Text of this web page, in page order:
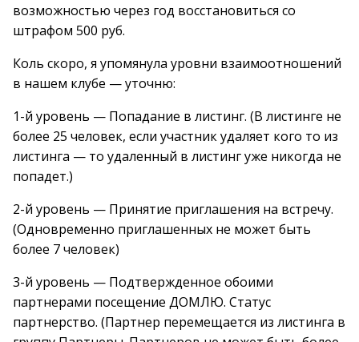
возможностью через год восстановиться со
штрафом 500 руб.
Коль скоро, я упомянула уровни взаимоотношений
в нашем клубе — уточню:
1-й уровень — Попадание в листинг. (В листинге не
более 25 человек, если участник удаляет кого то из
листинга — то удаленный в листинг уже никогда не
попадет.)
2-й уровень — Принятие приглашения на встречу.
(Одновременно приглашенных не может быть
более 7 человек)
3-й уровень — Подтвержденное обоими
партнерами посещение ДОМЛЮ. Статус
партнерство. (Партнер перемещается из листинга в